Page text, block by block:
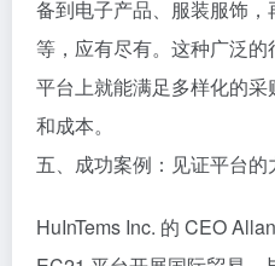
备到电子产品、服装服饰
等，应有尽有。这种广泛
平台上就能满足多样化的
和成本。
五、成功案例：见证平台的
HuInTems Inc. 的 CEO